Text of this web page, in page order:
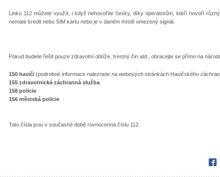
Linku 112 můžete využít, i když nehovoříte česky, díky operátorům, kteří hovoří
nemáte kredit nebo SIM kartu nebo je v daném místě omezený signál.
Pokud budete řešit pouze zdravotní obtíže, trestný čin atd., obracejte se přímo na
150 hasiči (podrobné informace naleznete na webových stránkách Hasičského
155 zdravotnická záchranná služba
158 policie
156 městská policie
Tato čísla jsou v současné době rovnocenná číslu 112.